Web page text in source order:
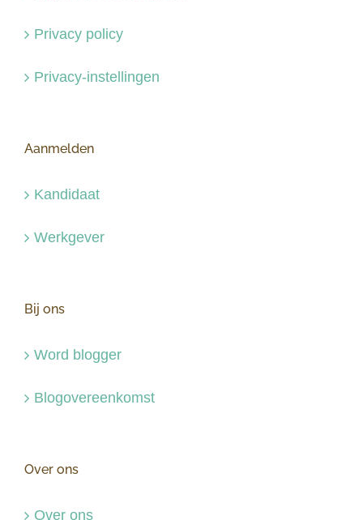
Privacy policy
Privacy-instellingen
Aanmelden
Kandidaat
Werkgever
Bij ons
Word blogger
Blogovereenkomst
Over ons
Over ons